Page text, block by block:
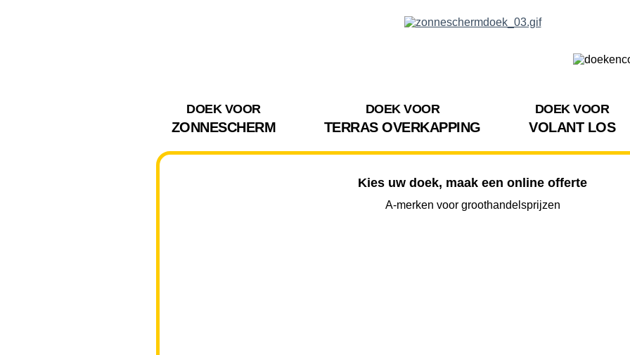
DOEK VOOR
ZONNESCHERM
DOEK VOOR
TERRAS OVERKAPPING
DOEK VOOR
VOLANT LOS
Kies uw doek, maak een online offerte
A-merken voor groothandelsprijzen